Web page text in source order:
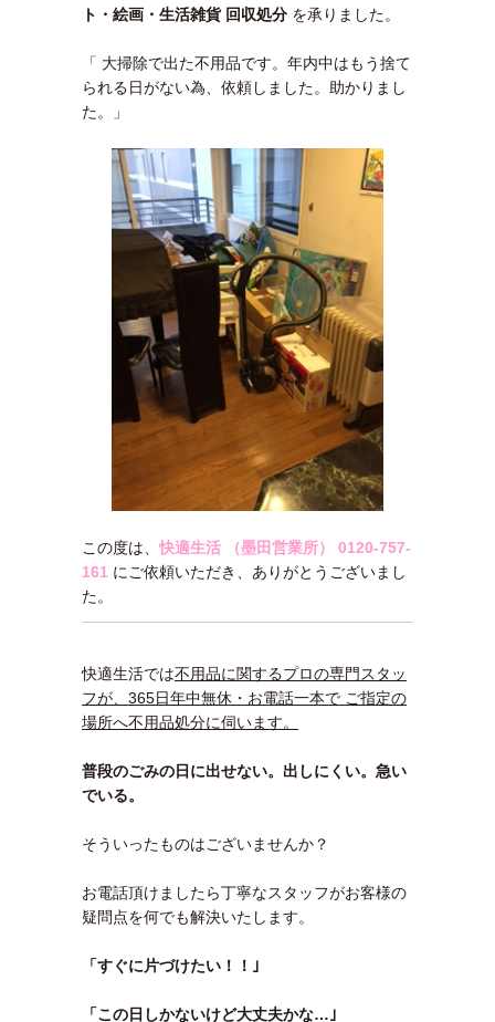
ト・絵画・生活雑貨 回収処分 を承りました。
「 大掃除で出た不用品です。年内中はもう捨て
られる日がない為、依頼しました。助かりまし
た。」
この度は、快適生活 （墨田営業所）
0120-757-
161 にご依頼いただき、ありがとうございまし
た。
快適生活では不用品に関するプロの専門スタッ
フが、365日年中無休・お電話一本で ご指定の
場所へ不用品処分に伺います。
普段のごみの日に出せない。出しにくい。急い
でいる。
そういったものはございませんか？
お電話頂けましたら丁寧なスタッフがお客様の
疑問点を何でも解決いたします。
「すぐに片づけたい！！｣
「この日しかないけど大丈夫かな…｣